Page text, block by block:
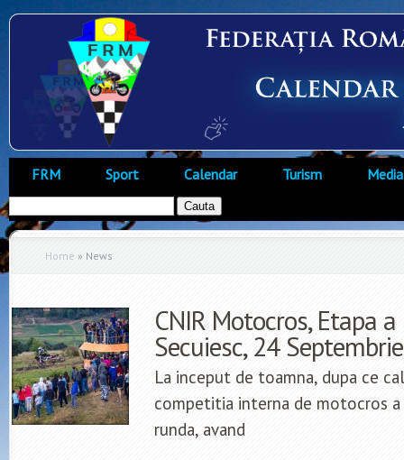
FRM Sport Calendar Turism Media
Home » News
CNIR Motocros, Etapa
Secuiesc, 24
La inceput de toamna, dupa ce
competitia interna de motocros
runda, avand